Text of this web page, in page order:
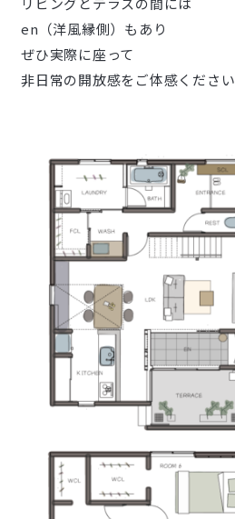
en（洋風縁側）もあり
ぜひ実際に座って
非日常の開放感をご体感ください